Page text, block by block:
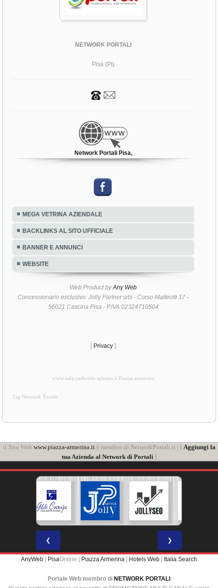
NETWORK PORTALI
Pisa (PI)
Network Portali Pisa,
MEGA VETRINA AZIENDALE
BACKLINKS AL SITO UFFICIALE
BANNER E ANNUNCI
WEBSITE
Web Product byAny Web
Concessionario esclusivo: Jolly Partner srls - Corso Matteotti 17 -
56021 Cascina Pisa - P.IVA 02324710504
[ Privacy ]
www.italy.carbonia-iglesias.it Piazza armerina
Tag Network Portali
il Sito Web www.piazza-armerina.itè membro di NetworkPortali.it | [ Aggiungi la
tua Azienda al Network di Portali ]
❮ ❯
AnyWeb | PisaOnline | Piazza Armerina | Hotels Web | Italia Search
Portale Web membro di NETWORK PORTALI